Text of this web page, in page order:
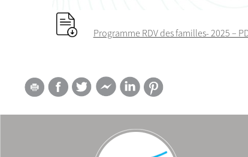
Programme RDV des familles- 2025 –